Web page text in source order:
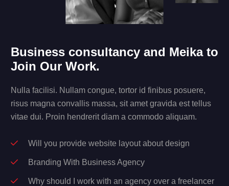
Business consultancy and Meika to
Join Our Work.
Nulla facilisi. Nullam congue, tortor id finibus posuere,
risus magna convallis massa, sit amet gravida est tellus
vitae dui. Proin hendrerit diam a commodo aliquam.
Will you provide website layout about design
Branding With Business Agency
Why should I work with an agency over a freelancer